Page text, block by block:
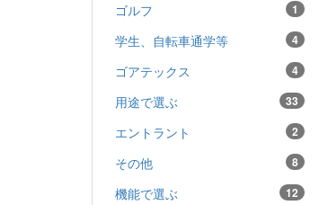
ゴルフ 1
学生、自転車通学等 4
ゴアテックス 4
用途で選ぶ 33
エントラント 2
その他 8
機能で選ぶ 12